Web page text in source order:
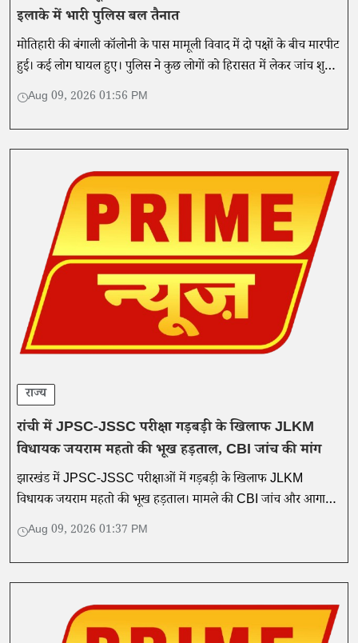
इलाके में भारी पुलिस बल तैनात
मोतिहारी की बंगाली कॉलोनी के पास मामूली विवाद में दो पक्षों के बीच मारपीट
हुई। कई लोग घायल हुए। पुलिस ने कुछ लोगों को हिरासत में लेकर जांच शुरू
कर दी है।
Aug 09, 2026 01:56 PM
राज्य
रांची में JPSC-JSSC परीक्षा गड़बड़ी के खिलाफ JLKM
विधायक जयराम महतो की भूख हड़ताल, CBI जांच की मांग
झारखंड में JPSC-JSSC परीक्षाओं में गड़बड़ी के खिलाफ JLKM
विधायक जयराम महतो की भूख हड़ताल। मामले की CBI जांच और आगामी
विधानसभा घेराव को समर्थन। पढ़ें पूरी खबर।
Aug 09, 2026 01:37 PM